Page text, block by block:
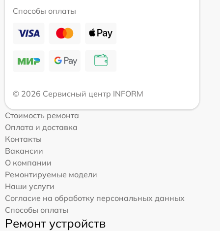
Способы оплаты
© 2026 Сервисный центр INFORM
Стоимость ремонта
Оплата и доставка
Контакты
Вакансии
О компании
Ремонтируемые модели
Наши услуги
Согласие на обработку персональных данных
Способы оплаты
Ремонт устройств